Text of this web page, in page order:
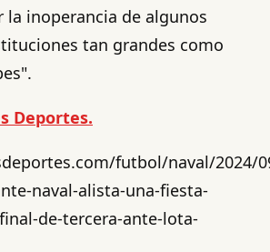
la inoperancia de algunos
tan grandes como
Deportes.
futbol/naval/2024/
naval-alista-una-fiesta-
de-tercera-ante-lota-